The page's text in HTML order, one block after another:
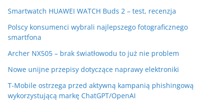
Smartwatch HUAWEI WATCH Buds 2 – test, recenzja
Polscy konsumenci wybrali najlepszego fotograficznego
smartfona
Archer NX505 – brak światłowodu to już nie problem
Nowe unijne przepisy dotyczące naprawy elektroniki
T-Mobile ostrzega przed aktywną kampanią phishingową
wykorzystującą markę ChatGPT/OpenAI